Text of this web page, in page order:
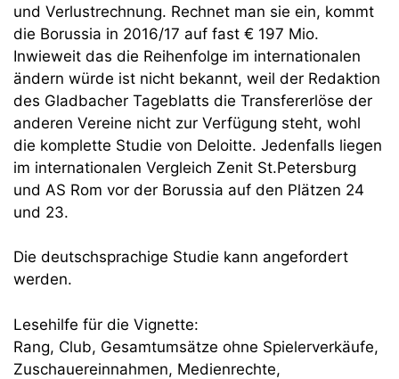
und Verlustrechnung. Rechnet man sie ein, kommt
die Borussia in 2016/17 auf fast € 197 Mio.
Inwieweit das die Reihenfolge im internationalen
ändern würde ist nicht bekannt, weil der Redaktion
des Gladbacher Tageblatts die Transfererlöse der
anderen Vereine nicht zur Verfügung steht, wohl
die komplette Studie von Deloitte. Jedenfalls liegen
im internationalen Vergleich Zenit St.Petersburg
und AS Rom vor der Borussia auf den Plätzen 24
und 23.
Die deutschsprachige Studie kann angefordert
werden.
Lesehilfe für die Vignette:
Rang, Club, Gesamtumsätze ohne Spielerverkäufe,
Zuschauereinnahmen, Medienrechte,